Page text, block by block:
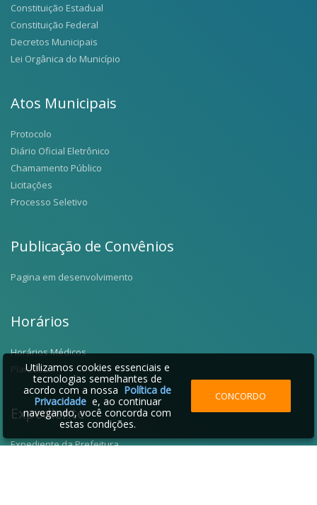
Constituição Estadual
Constituição Federal
Decretos Municipais
Lei Orgânica do Município
Atos Municipais
Protocolo
Diário Oficial Eletrônico
Chamamento Público
Licitações
Processo Seletivo
Publicação de Convênios
Pagina em desenvolvimento
Horários
Horários Médicos
Plantões
Expediente
Expediente da Prefeitura
Utilizamos cookies essenciais e
tecnologias semelhantes de
acordo com a nossa Política de
Privacidadee, ao continuar
navegando, você concorda com
estas condições.
CONCORDO